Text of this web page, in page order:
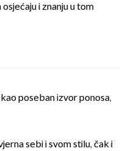
i znanju u tom
poseban izvor ponosa,
sebi i svom stilu, čak i